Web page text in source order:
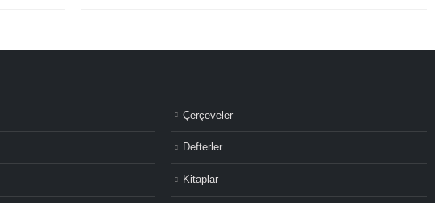
Çerçeveler
Defterler
Kitaplar